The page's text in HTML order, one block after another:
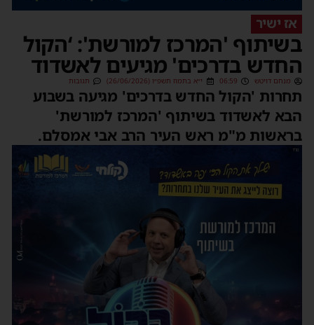
אז ישיר
בשיתוף 'המרכז למורשת': ‘הקול
החדש בדרכים' מגיעים לאשדוד
מנחם דויטש 06:59 י״א בתמוז תשפ״ו (26/06/2026) תגובות
תחרות 'הקול החדש בדרכים' מגיעה בשבוע
הבא לאשדוד בשיתוף 'המרכז למורשת'
בראשות מ"מ ראש העיר הרב אבי אמסלם.